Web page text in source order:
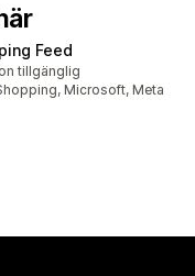
Feed
tillgänglig
Microsoft, Meta